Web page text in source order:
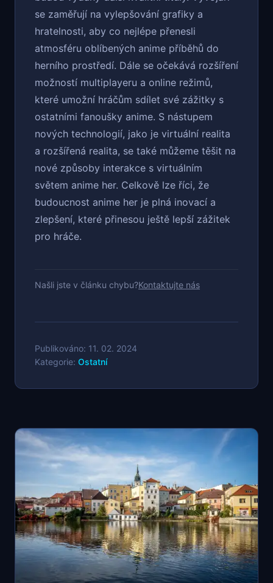
se zaměřují na vylepšování grafiky a
hratelnosti, aby co nejlépe přenesli
atmosféru oblíbených anime příběhů do
herního prostředí. Dále se očekává rozšíření
možností multiplayeru a online režimů,
které umožní hráčům sdílet své zážitky s
ostatními fanoušky anime. S nástupem
nových technologií, jako je virtuální realita
a rozšířená realita, se také můžeme těšit na
nové způsoby interakce s virtuálním
světem anime her. Celkově lze říci, že
budoucnost anime her je plná inovací a
zlepšení, které přinesou ještě lepší zážitek
pro hráče.
Našli jste v článku chybu?Kontaktujte nás
Publikováno: 11. 02. 2024
Kategorie: Ostatní